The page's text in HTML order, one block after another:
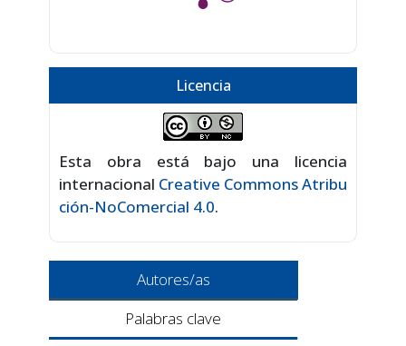
Licencia
Esta obra está bajo una licencia
internacional Creative Commons Atribu
ción-NoComercial 4.0.
Autores/as
Palabras clave